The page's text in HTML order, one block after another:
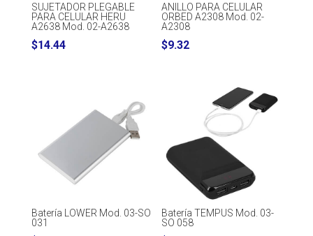
SUJETADOR PLEGABLE
PARA CELULAR HERU
A2638 Mod. 02-A2638
$14.44
ANILLO PARA CELULAR
ORBED A2308 Mod. 02-
A2308
$9.32
Batería LOWER Mod. 03-SO
031
Batería TEMPUS Mod. 03-
SO 058